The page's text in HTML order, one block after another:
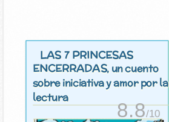
LAS 7 PRINCESAS
ENCERRADAS, un cuento
sobre iniciativa y amor por la
lectura
8.8/10